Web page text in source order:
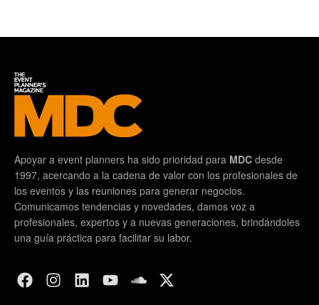
Apoyar a event planners ha sido prioridad para MDC desde
1997, acercando a la cadena de valor con los profesionales de
los eventos y las reuniones para generar negocios.
Comunicamos tendencias y novedades, damos voz a
profesionales, expertos y a nuevas generaciones, brindándoles
una guía práctica para facilitar su labor.